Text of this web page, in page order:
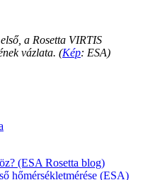
a Rosetta VIRTIS
vázlata. (Kép: ESA)
(ESA Rosetta blog)
hőmérsékletmérése (ESA)